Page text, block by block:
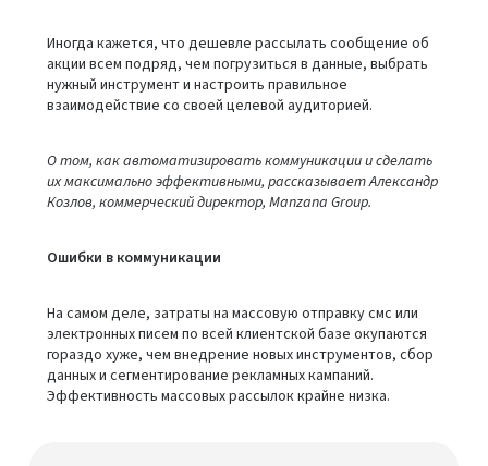
Иногда кажется, что дешевле рассылать сообщение об
акции всем подряд, чем погрузиться в данные, выбрать
нужный инструмент и настроить правильное
взаимодействие со своей целевой аудиторией.
О том, как автоматизировать коммуникации и сделать
их максимально эффективными, рассказывает Александр
Козлов, коммерческий директор, Manzana Group.
Ошибки в коммуникации
На самом деле, затраты на массовую отправку смс или
электронных писем по всей клиентской базе окупаются
гораздо хуже, чем внедрение новых инструментов, сбор
данных и сегментирование рекламных кампаний.
Эффективность массовых рассылок крайне низка.